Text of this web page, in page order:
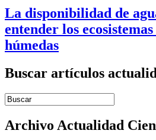
La disponibilidad de
entender los ecosistemas
húmedas
Buscar artículos
Introduce términos de búsqueda
Archivo Actualidad